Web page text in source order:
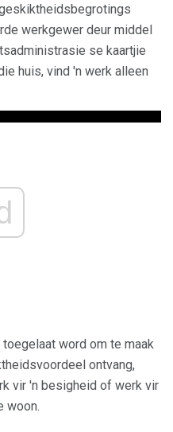
werkgewer deur middel
se kaartjie
huis, vind 'n werk alleen
word om te maak
ontvang,
vir 'n besigheid of werk vir
woon.